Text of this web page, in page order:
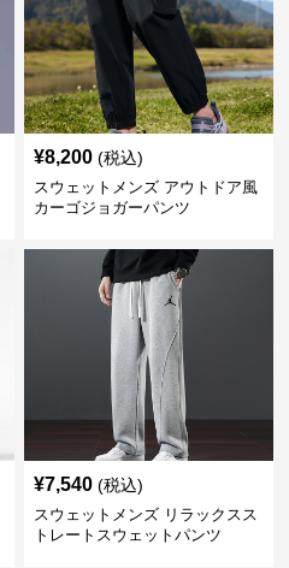
¥8,200 (税込)
スウェットメンズ アウトドア風
カーゴジョガーパンツ
¥7,540 (税込)
スウェットメンズ リラックスス
トレートスウェットパンツ